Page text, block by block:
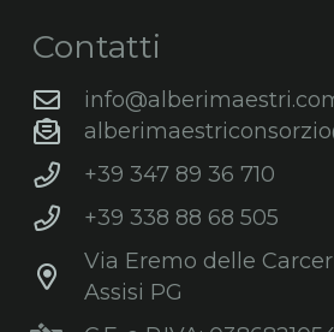
Contatti
+39 347 89 36 710
+39 338 88 68 505
Via Eremo delle
Assisi PG